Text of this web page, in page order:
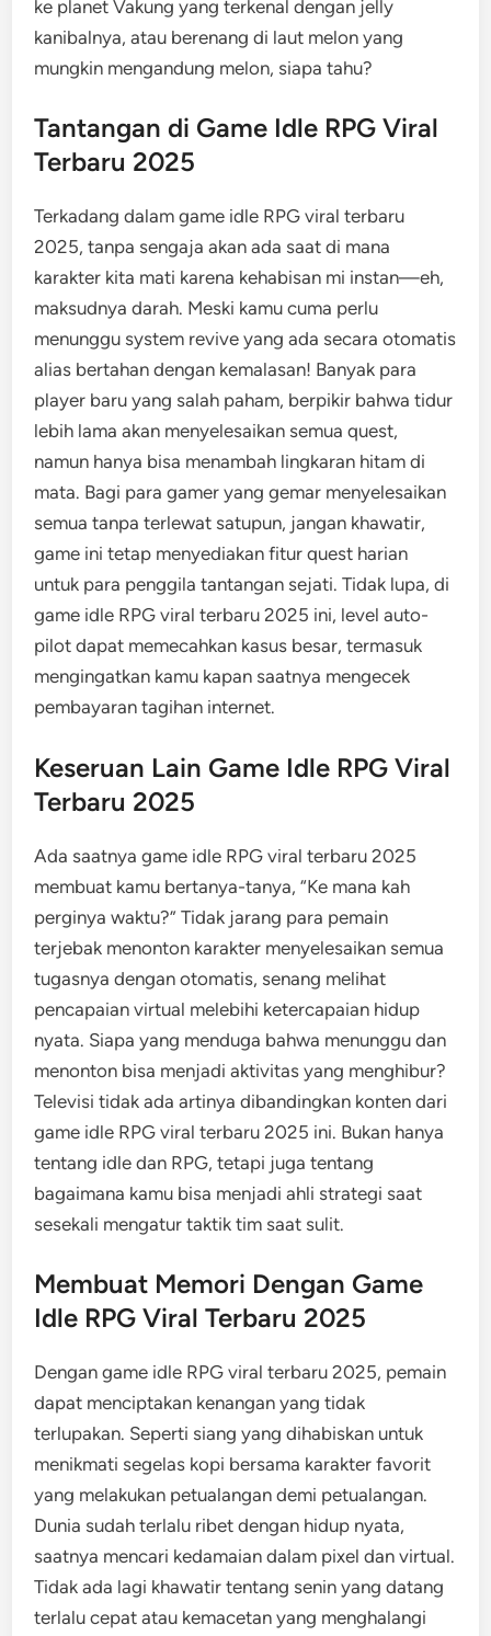
ke planet Vakung yang terkenal dengan jelly
kanibalnya, atau berenang di laut melon yang
mungkin mengandung melon, siapa tahu?
Tantangan di Game Idle RPG Viral
Terbaru 2025
Terkadang dalam game idle RPG viral terbaru
2025, tanpa sengaja akan ada saat di mana
karakter kita mati karena kehabisan mi instan—eh,
maksudnya darah. Meski kamu cuma perlu
menunggu system revive yang ada secara otomatis
alias bertahan dengan kemalasan! Banyak para
player baru yang salah paham, berpikir bahwa tidur
lebih lama akan menyelesaikan semua quest,
namun hanya bisa menambah lingkaran hitam di
mata. Bagi para gamer yang gemar menyelesaikan
semua tanpa terlewat satupun, jangan khawatir,
game ini tetap menyediakan fitur quest harian
untuk para penggila tantangan sejati. Tidak lupa, di
game idle RPG viral terbaru 2025 ini, level auto-
pilot dapat memecahkan kasus besar, termasuk
mengingatkan kamu kapan saatnya mengecek
pembayaran tagihan internet.
Keseruan Lain Game Idle RPG Viral
Terbaru 2025
Ada saatnya game idle RPG viral terbaru 2025
membuat kamu bertanya-tanya, “Ke mana kah
perginya waktu?” Tidak jarang para pemain
terjebak menonton karakter menyelesaikan semua
tugasnya dengan otomatis, senang melihat
pencapaian virtual melebihi ketercapaian hidup
nyata. Siapa yang menduga bahwa menunggu dan
menonton bisa menjadi aktivitas yang menghibur?
Televisi tidak ada artinya dibandingkan konten dari
game idle RPG viral terbaru 2025 ini. Bukan hanya
tentang idle dan RPG, tetapi juga tentang
bagaimana kamu bisa menjadi ahli strategi saat
sesekali mengatur taktik tim saat sulit.
Membuat Memori Dengan Game
Idle RPG Viral Terbaru 2025
Dengan game idle RPG viral terbaru 2025, pemain
dapat menciptakan kenangan yang tidak
terlupakan. Seperti siang yang dihabiskan untuk
menikmati segelas kopi bersama karakter favorit
yang melakukan petualangan demi petualangan.
Dunia sudah terlalu ribet dengan hidup nyata,
saatnya mencari kedamaian dalam pixel dan virtual.
Tidak ada lagi khawatir tentang senin yang datang
terlalu cepat atau kemacetan yang menghalangi